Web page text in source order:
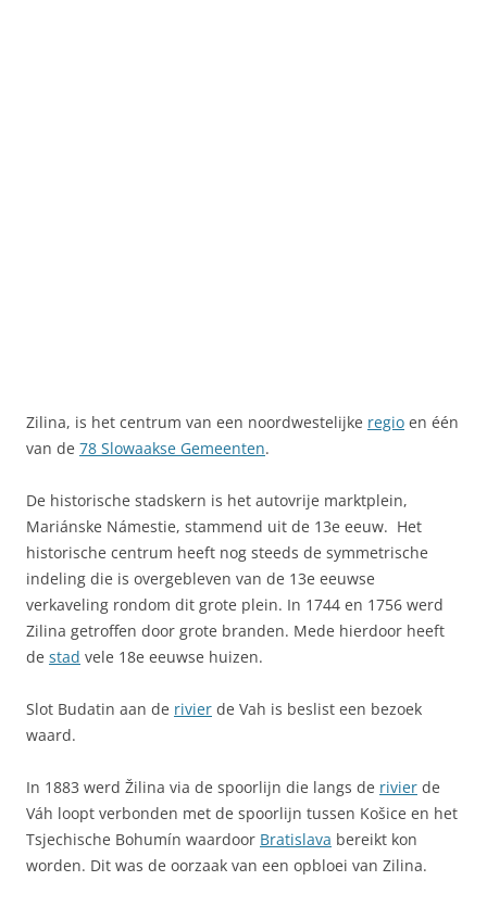
Zilina, is het centrum van een noordwestelijke regio en één
van de 78 Slowaakse Gemeenten.
De historische stadskern is het autovrije marktplein,
Mariánske Námestie, stammend uit de 13e eeuw. Het
historische centrum heeft nog steeds de symmetrische
indeling die is overgebleven van de 13e eeuwse
verkaveling rondom dit grote plein. In 1744 en 1756 werd
Zilina getroffen door grote branden. Mede hierdoor heeft
de stad vele 18e eeuwse huizen.
Slot Budatin aan de rivier de Vah is beslist een bezoek
waard.
In 1883 werd Žilina via de spoorlijn die langs de rivier de
Váh loopt verbonden met de spoorlijn tussen Košice en het
Tsjechische Bohumín waardoor Bratislava bereikt kon
worden. Dit was de oorzaak van een opbloei van Zilina.